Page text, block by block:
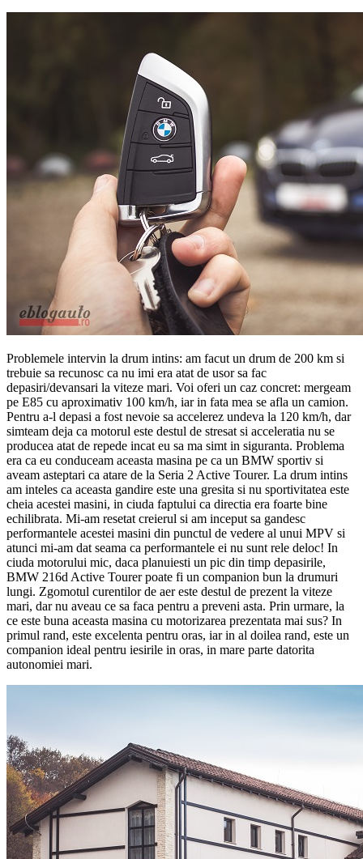
Problemele intervin la drum intins: am facut un drum de 200 km si
trebuie sa recunosc ca nu imi era atat de usor sa fac
depasiri/devansari la viteze mari. Voi oferi un caz concret: mergeam
pe E85 cu aproximativ 100 km/h, iar in fata mea se afla un camion.
Pentru a-l depasi a fost nevoie sa accelerez undeva la 120 km/h, dar
simteam deja ca motorul este destul de stresat si acceleratia nu se
producea atat de repede incat eu sa ma simt in siguranta. Problema
era ca eu conduceam aceasta masina pe ca un BMW sportiv si
aveam asteptari ca atare de la Seria 2 Active Tourer. La drum intins
am inteles ca aceasta gandire este una gresita si nu sportivitatea este
cheia acestei masini, in ciuda faptului ca directia era foarte bine
echilibrata. Mi-am resetat creierul si am inceput sa gandesc
performantele acestei masini din punctul de vedere al unui MPV si
atunci mi-am dat seama ca performantele ei nu sunt rele deloc! In
ciuda motorului mic, daca planuiesti un pic din timp depasirile,
BMW 216d Active Tourer poate fi un companion bun la drumuri
lungi. Zgomotul curentilor de aer este destul de prezent la viteze
mari, dar nu aveau ce sa faca pentru a preveni asta. Prin urmare, la
ce este buna aceasta masina cu motorizarea prezentata mai sus? In
primul rand, este excelenta pentru oras, iar in al doilea rand, este un
companion ideal pentru iesirile in oras, in mare parte datorita
autonomiei mari.